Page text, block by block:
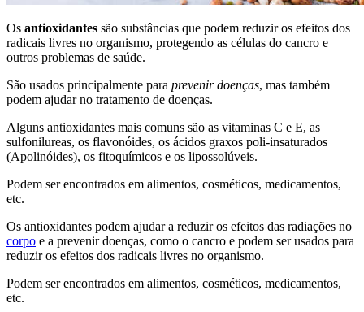
Os antioxidantes são substâncias que podem reduzir os efeitos dos
radicais livres no organismo, protegendo as células do cancro e
outros problemas de saúde.
São usados principalmente para prevenir doenças, mas também
podem ajudar no tratamento de doenças.
Alguns antioxidantes mais comuns são as vitaminas C e E, as
sulfonilureas, os flavonóides, os ácidos graxos poli-insaturados
(Apolinóides), os fitoquímicos e os lipossolúveis.
Podem ser encontrados em alimentos, cosméticos, medicamentos,
etc.
Os antioxidantes podem ajudar a reduzir os efeitos das radiações no
corpo e a prevenir doenças, como o cancro e podem ser usados para
reduzir os efeitos dos radicais livres no organismo.
Podem ser encontrados em alimentos, cosméticos, medicamentos,
etc.